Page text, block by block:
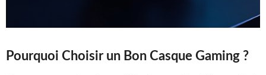
Pourquoi Choisir un Bon Casque Gaming ?